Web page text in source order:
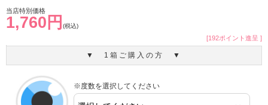
当店特別価格
1,760円 (税込)
[192ポイント進呈 ]
▼ 1箱ご購入の方 ▼
※度数を選択してください